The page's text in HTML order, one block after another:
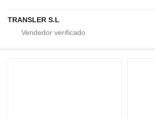
TRANSLER S.L